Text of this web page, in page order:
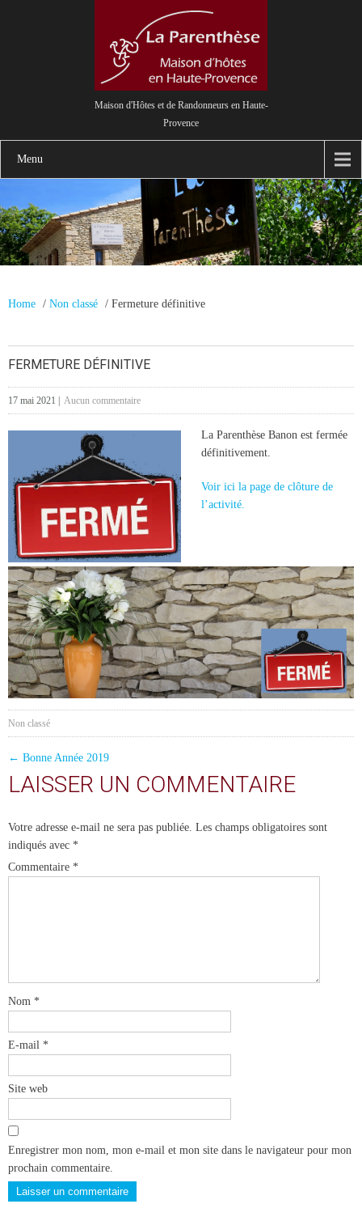
Maison d'Hôtes et de Randonneurs en Haute-
Provence
Menu
Home / Non classé / Fermeture définitive
FERMETURE DÉFINITIVE
17 mai 2021 | Aucun commentaire
La Parenthèse Banon est fermée
définitivement.
Voir ici la page de clôture de
l’activité.
Non classé
POST
NAVIGATION
← Bonne Année 2019
LAISSER UN COMMENTAIRE
Votre adresse e-mail ne sera pas publiée. Les champs obligatoires sont
indiqués avec *
Commentaire *
Nom *
E-mail *
Site web
Enregistrer mon nom, mon e-mail et mon site dans le navigateur pour mon
prochain commentaire.